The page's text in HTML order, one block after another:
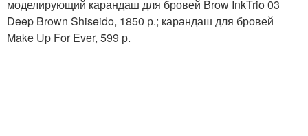
моделирующий карандаш для бровей Brow InkTrio 03
Deep Brown Shiseido, 1850 р.; карандаш для бровей
Make Up For Ever, 599 р.